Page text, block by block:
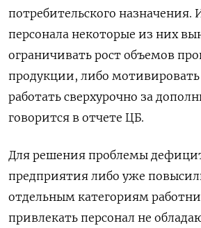
потребительского назначения.
персонала некоторые из них
ограничивать рост объемов
продукции, либо
работать сверхурочно за
говорится в отчете ЦБ.
Для решения проблемы
предприятия либо уже
отдельным категориям
привлекать персонал не